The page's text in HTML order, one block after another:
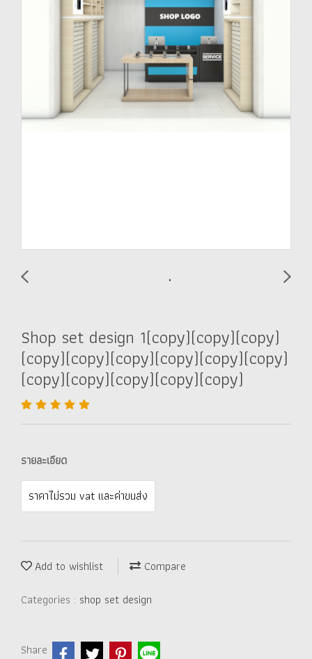
Shop set design 1(copy)(copy)(copy)
(copy)(copy)(copy)(copy)(copy)(copy)
(copy)(copy)(copy)(copy)(copy)
รายละเอียด
ราคาไม่รวม vat และค่าขนส่ง
Add to wishlist
Compare
Categories : shop set design
Share